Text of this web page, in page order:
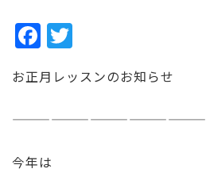
F
a
c
e
o
it
te
お正月レッスンのお知らせ
———————————————
今年は